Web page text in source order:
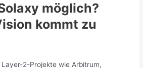
möglich?
kommt zu
2-Projekte wie Arbitrum,